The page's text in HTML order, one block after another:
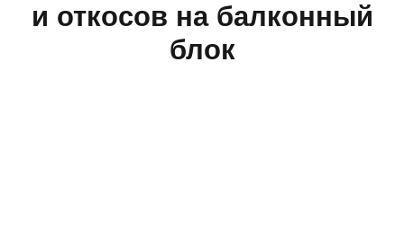
и откосов на балконный
блок